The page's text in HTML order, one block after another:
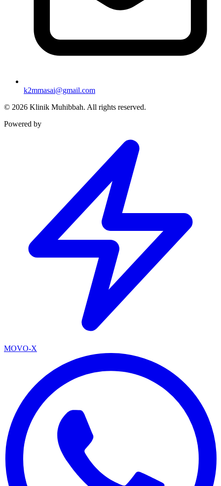
k2mmasai@gmail.com
© 2026 Klinik Muhibbah. All rights reserved.
Powered by
MOVO-X